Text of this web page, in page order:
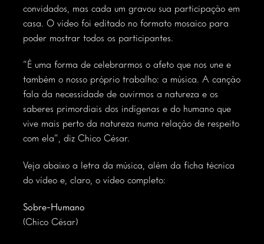
convidados, mas cada um gravou sua participação em
casa. O vídeo foi editado no formato mosaico para
poder mostrar todos os participantes.
“É uma forma de celebrarmos o afeto que nos une e
também o nosso próprio trabalho: a música. A canção
fala da necessidade de ouvirmos a natureza e os
saberes primordiais dos indígenas e do humano que
vive mais perto da natureza numa relação de respeito
com ela”, diz Chico César.
Veja abaixo a letra da música, além da ficha técnica
do vídeo e, claro, o vídeo completo:
Sobre-Humano
(Chico César)